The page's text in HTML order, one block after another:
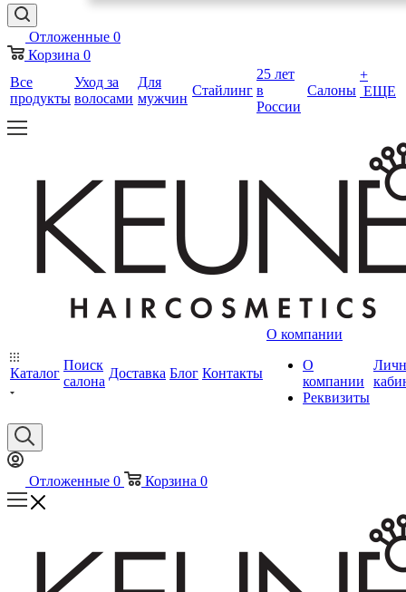
Отложенные 0
Корзина 0
Все
продукты
Уход за
волосами
Для
мужчин
Стайлинг
25 лет
в
России
Салоны
+
ЕЩЕ
Каталог
Поиск
салона
Доставка Блог Контакты
О компании
О
компании
Реквизиты
Отложенные 0 Корзина 0